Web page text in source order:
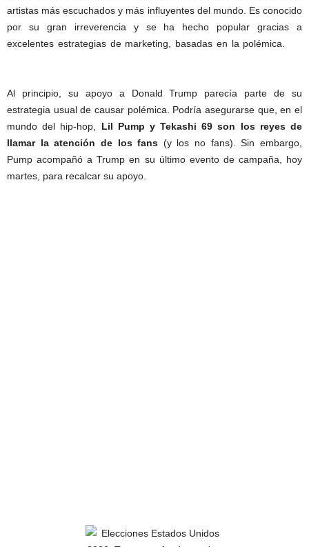
artistas más escuchados y más influyentes del mundo. Es conocido
por su gran irreverencia y se ha hecho popular gracias a
excelentes estrategias de marketing, basadas en la polémica.
Al principio, su apoyo a Donald Trump parecía parte de su
estrategia usual de causar polémica. Podría asegurarse que, en el
mundo del hip-hop, Lil Pump y Tekashi 69 son los reyes de
llamar la atención de los fans (y los no fans). Sin embargo,
Pump acompañó a Trump en su último evento de campaña, hoy
martes, para recalcar su apoyo.